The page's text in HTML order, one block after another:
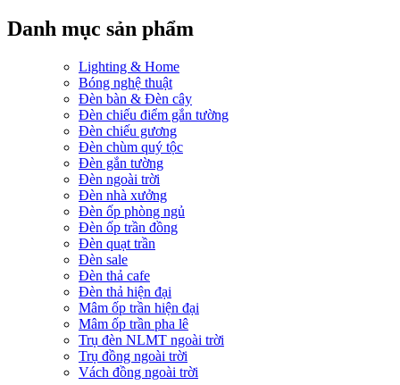
Danh mục sản phẩm
Lighting & Home
Bóng nghệ thuật
Đèn bàn & Đèn cây
Đèn chiếu điểm gắn tường
Đèn chiếu gương
Đèn chùm quý tộc
Đèn gắn tường
Đèn ngoài trời
Đèn nhà xưởng
Đèn ốp phòng ngủ
Đèn ốp trần đồng
Đèn quạt trần
Đèn sale
Đèn thả cafe
Đèn thả hiện đại
Mâm ốp trần hiện đại
Mâm ốp trần pha lê
Trụ đèn NLMT ngoài trời
Trụ đồng ngoài trời
Vách đồng ngoài trời